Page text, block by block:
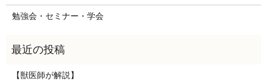
勉強会・セミナー・学会
【獣医師が解説】